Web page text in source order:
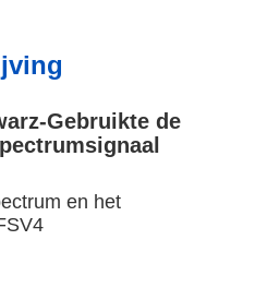
Gebruikte de
en het